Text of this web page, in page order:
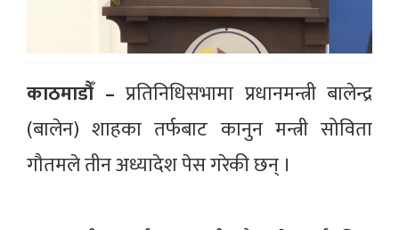
काठमाडौँ – प्रतिनिधिसभामा प्रधानमन्त्री बालेन्द्र
(बालेन) शाहका तर्फबाट कानुन मन्त्री सोविता
गौतमले तीन अध्यादेश पेस गरेकी छन् ।